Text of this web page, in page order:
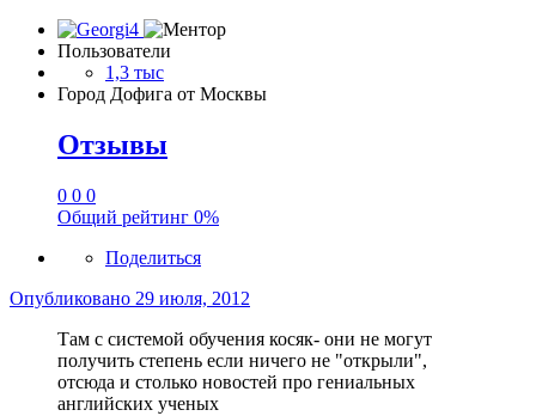
Пользователи
1,3 тыс
Город Дофига от Москвы
Отзывы
0 0 0
Общий рейтинг 0%
Поделиться
Опубликовано 29 июля, 2012
Там с системой обучения косяк- они не могут
получить степень если ничего не "открыли",
отсюда и столько новостей про гениальных
английских ученых